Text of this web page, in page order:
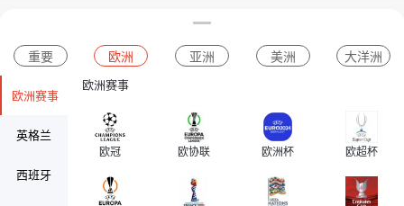
重要 欧洲 亚洲 美洲 大洋洲
欧洲赛事
英格兰
西班牙
欧洲赛事
欧冠 欧协联 欧洲杯 欧超杯